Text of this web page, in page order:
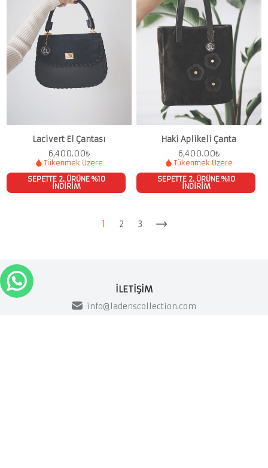
Lacivert El Çantası
6,400.00₺
Tükenmek Üzere
SEPETTE 2. ÜRÜNE %10
İNDİRİM
Haki Aplikeli Çanta
6,400.00₺
Tükenmek Üzere
SEPETTE 2. ÜRÜNE %10
İNDİRİM
1 2 3
İLETİŞİM
info@ladenscollection.com